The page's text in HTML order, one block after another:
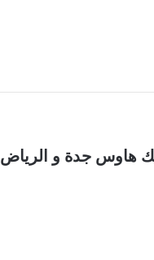
جدة و الرياض 2024